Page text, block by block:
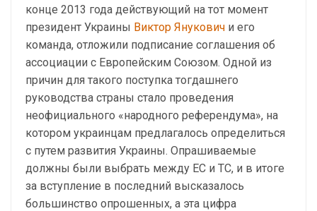
конце 2013 года действующий на тот момент
президент Украины Виктор Янукович и его
команда, отложили подписание соглашения об
ассоциации с Европейским Союзом. Одной из
причин для такого поступка тогдашнего
руководства страны стало проведения
неофициального «народного референдума», на
котором украинцам предлагалось определиться
с путем развития Украины. Опрашиваемые
должны были выбрать между ЕС и ТС, и в итоге
за вступление в последний высказалось
большинство опрошенных, а эта цифра